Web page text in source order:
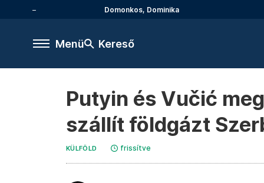
Domonkos, Dominika
Menü Kereső
Putyin és Vučić
szállít földgázt
KÜLFÖLD frissítve